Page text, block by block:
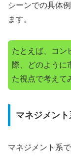
シーンでの具体
ます。
たとえば、コン
際、どのように
た視点で考えて
マネジメン
マネジメント系